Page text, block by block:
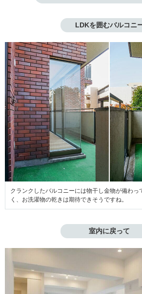
LDKを囲むバルコニ
クランクしたバルコニーには物干し金物が備わっ
く、お洗濯物の乾きは期待できそうですね。
室内に戻って